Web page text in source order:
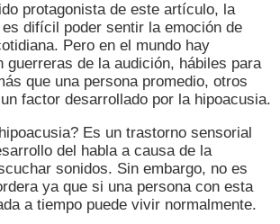
protagonista de este artículo, la
difícil poder sentir la emoción de
Pero en el mundo hay
guerreras de la audición, hábiles para
que una persona promedio, otros
factor desarrollado por la hipoacusia.
Es un trastorno sensorial
del habla a causa de la
sonidos. Sin embargo, no es
ya que si una persona con esta
a tiempo puede vivir normalmente.